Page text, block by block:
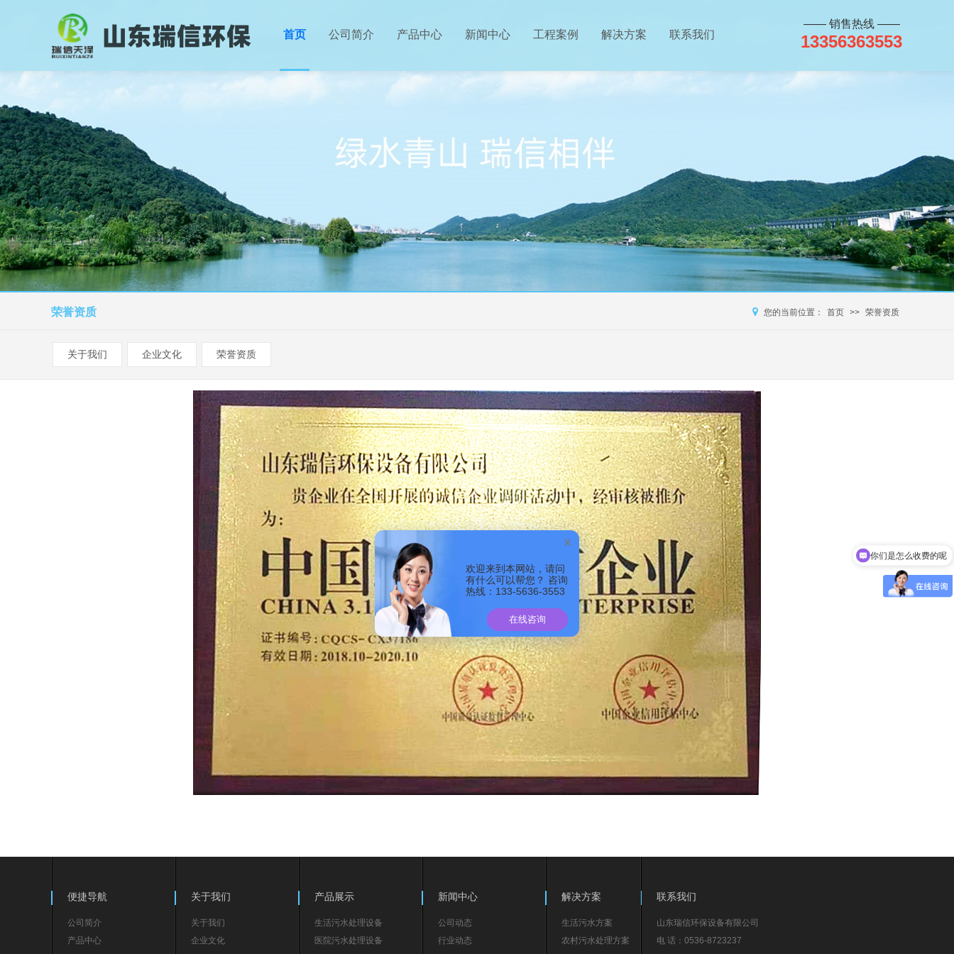
首页 公司简介 产品中心 新闻中心 工程案例 解决方案 联系我们
—— 销售热线 ——
13356363553
荣誉资质 您的当前位置： 首页 >> 荣誉资质
关于我们 企业文化 荣誉资质
便捷导航
公司简介
产品中心
关于我们
关于我们
企业文化
产品展示
生活污水处理设备
医院污水处理设备
新闻中心
公司动态
行业动态
解决方案
生活污水方案
农村污水处理方案
联系我们
山东瑞信环保设备有限公司
电 话：0536-8723237
你们是怎么收费的呢
欢迎来到本网站，请问
有什么可以帮您？ 咨询
热线：133-5636-3553
在线咨询